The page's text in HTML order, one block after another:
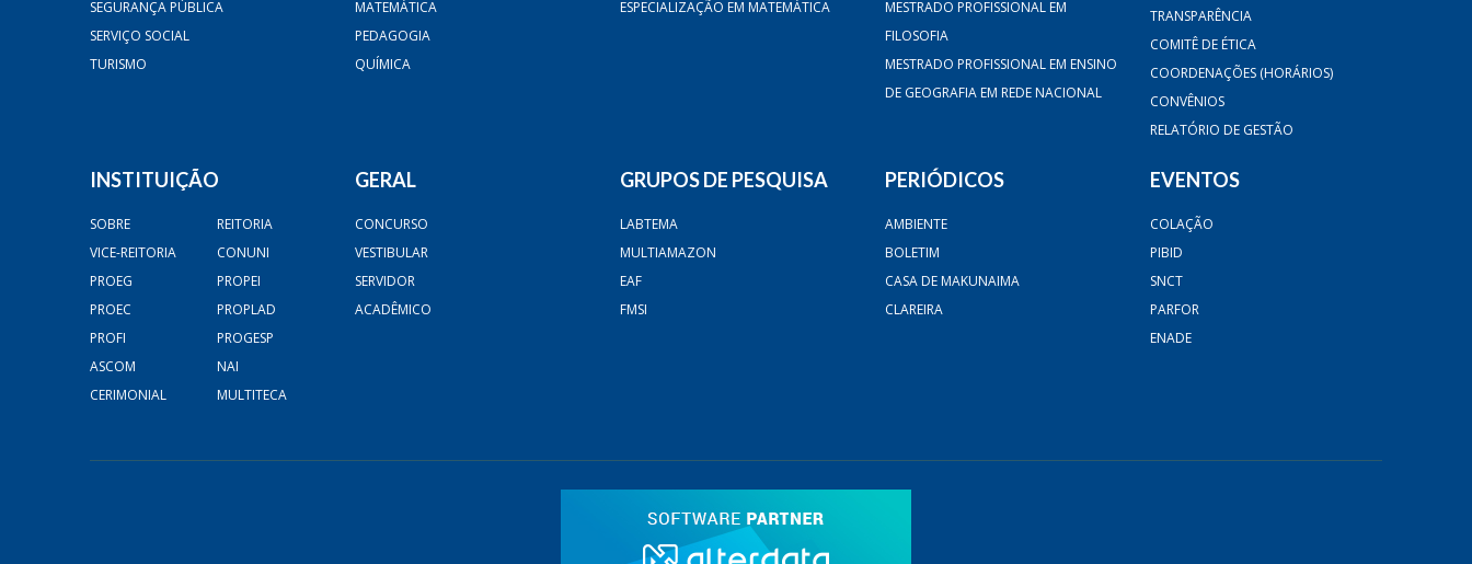
SEGURANÇA PÚBLICA
SERVIÇO SOCIAL
TURISMO
MATEMÁTICA
PEDAGOGIA
QUÍMICA
ESPECIALIZAÇÃO EM MATEMÁTICA
MESTRADO PROFISSIONAL EM
FILOSOFIA
MESTRADO PROFISSIONAL EM ENSINO
DE GEOGRAFIA EM REDE NACIONAL
TRANSPARÊNCIA
COMITÊ DE ÉTICA
COORDENAÇÕES (HORÁRIOS)
CONVÊNIOS
RELATÓRIO DE GESTÃO
INSTITUIÇÃO
SOBRE
REITORIA
VICE-REITORIA
CONUNI
PROEG
PROPEI
PROEC
PROPLAD
PROFI
PROGESP
ASCOM
NAI
CERIMONIAL
MULTITECA
GERAL
CONCURSO
VESTIBULAR
SERVIDOR
ACADÊMICO
GRUPOS DE PESQUISA
LABTEMA
MULTIAMAZON
EAF
FMSI
PERIÓDICOS
AMBIENTE
BOLETIM
CASA DE MAKUNAIMA
CLAREIRA
EVENTOS
COLAÇÃO
PIBID
SNCT
PARFOR
ENADE